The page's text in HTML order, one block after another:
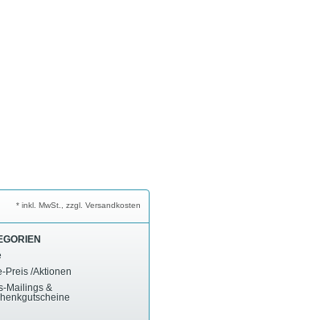
* inkl. MwSt., zzgl. Versandkosten
Preis /Aktionen
Mailings &